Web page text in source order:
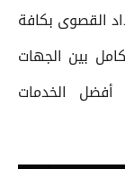
القصوى بكافة
بين الجهات
أفضل الخدمات